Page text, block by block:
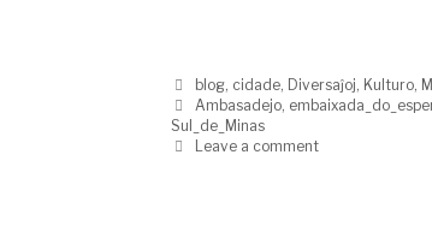
blog, cidade, Diversaĵoj, Kulturo,
Ambasadejo,
Sul_de_Minas
Leave a comment